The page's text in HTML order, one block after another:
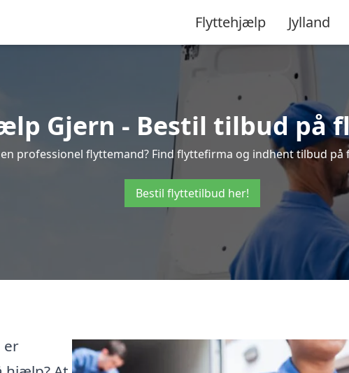
Flyttehjælp Jylland
Gjern - Bestil tilbud på
professionel flyttemand? Find flyttefirma og indhent tilbud
Bestil flyttetilbud her!
er